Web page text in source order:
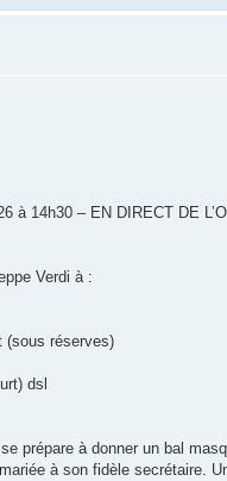
à 14h30 – EN DIRECT DE
Verdi à :
(sous réserves)
dsl
prépare à donner un bal
à son fidèle secrétaire.